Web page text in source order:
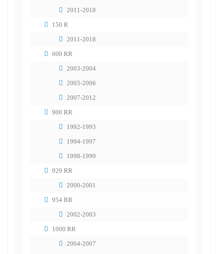
2011-2018
150 R
2011-2018
600 RR
2003-2004
2005-2006
2007-2012
900 RR
1992-1993
1994-1997
1998-1999
929 RR
2000-2001
954 RR
2002-2003
1000 RR
2004-2007